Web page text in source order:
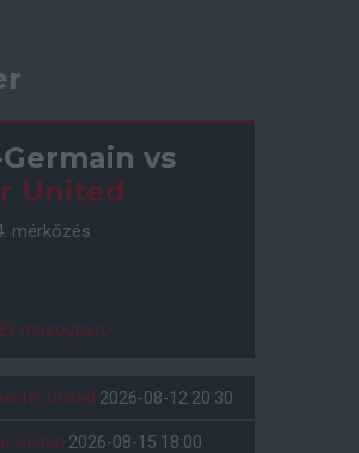
vs
United
mérkőzés
másodperc
United 2026-08-12 20:30
United 2026-08-15 18:00